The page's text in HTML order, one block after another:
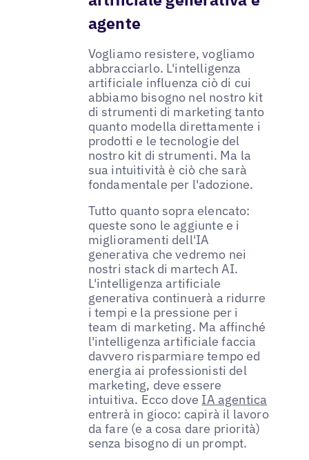
agente
Vogliamo resistere, vogliamo
abbracciarlo. L'intelligenza
artificiale influenza ciò di cui
abbiamo bisogno nel nostro kit
di strumenti di marketing tanto
quanto modella direttamente i
prodotti e le tecnologie del
nostro kit di strumenti. Ma la
sua intuitività è ciò che sarà
fondamentale per l'adozione.
Tutto quanto sopra elencato:
queste sono le aggiunte e i
miglioramenti dell'IA
generativa che vedremo nei
nostri stack di martech AI.
L'intelligenza artificiale
generativa continuerà a ridurre
i tempi e la pressione per i
team di marketing. Ma affinché
l'intelligenza artificiale faccia
davvero risparmiare tempo ed
energia ai professionisti del
marketing, deve essere
intuitiva. Ecco dove IA agentica
entrerà in gioco: capirà il lavoro
da fare (e a cosa dare priorità)
senza bisogno di un prompt.